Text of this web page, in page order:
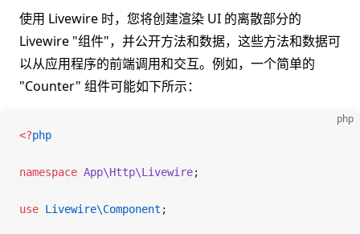
使用 Livewire 时，您将创建渲染 UI 的离散部分的
Livewire "组件"，并公开方法和数据，这些方法和数据可
以从应用程序的前端调用和交互。例如，一个简单的
"Counter" 组件可能如下所示：
php
<?php
namespace App\Http\Livewire;
use Livewire\Component ;